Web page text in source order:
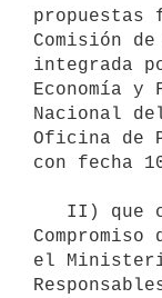
propuestas
Comisión
integrada
Economía
Nacional
Oficina de
con fecha
el